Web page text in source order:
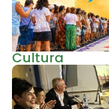
Cultura